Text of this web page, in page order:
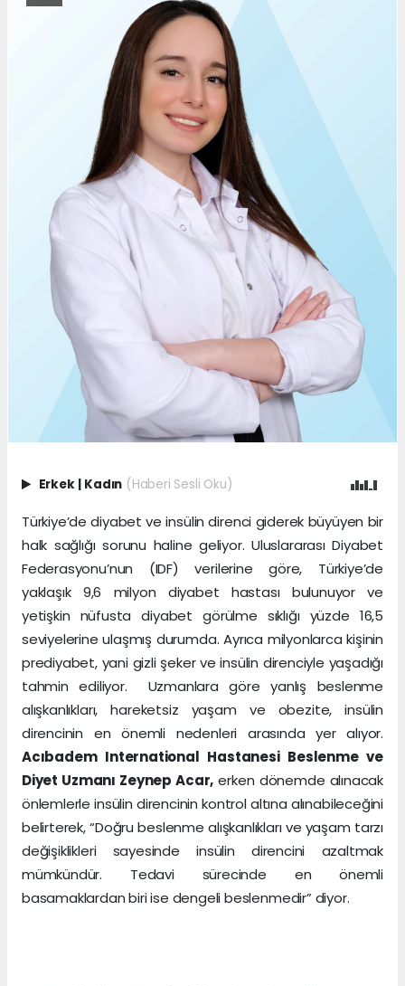
Erkek | Kadın (Haberi Sesli Oku)
Türkiye’de diyabet ve insülin direnci giderek büyüyen bir
halk sağlığı sorunu haline geliyor. Uluslararası Diyabet
Federasyonu’nun (IDF) verilerine göre, Türkiye’de
yaklaşık 9,6 milyon diyabet hastası bulunuyor ve
yetişkin nüfusta diyabet görülme sıklığı yüzde 16,5
seviyelerine ulaşmış durumda. Ayrıca milyonlarca kişinin
prediyabet, yani gizli şeker ve insülin direnciyle yaşadığı
tahmin ediliyor. Uzmanlara göre yanlış beslenme
alışkanlıkları, hareketsiz yaşam ve obezite, insülin
direncinin en önemli nedenleri arasında yer alıyor.
Acıbadem International Hastanesi Beslenme ve
Diyet Uzmanı Zeynep Acar, erken dönemde alınacak
önlemlerle insülin direncinin kontrol altına alınabileceğini
belirterek, “Doğru beslenme alışkanlıkları ve yaşam tarzı
değişiklikleri sayesinde insülin direncini azaltmak
mümkündür. Tedavi sürecinde en önemli
basamaklardan biri ise dengeli beslenmedir” diyor.